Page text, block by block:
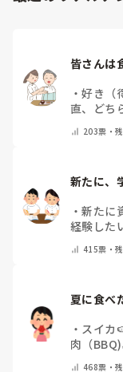
皆さんは
・好き（
直、どち
203票・
新たに、
・新たに
経験した
教えてく
415票・
夏に食べ
・ スイカ
肉（
468票・